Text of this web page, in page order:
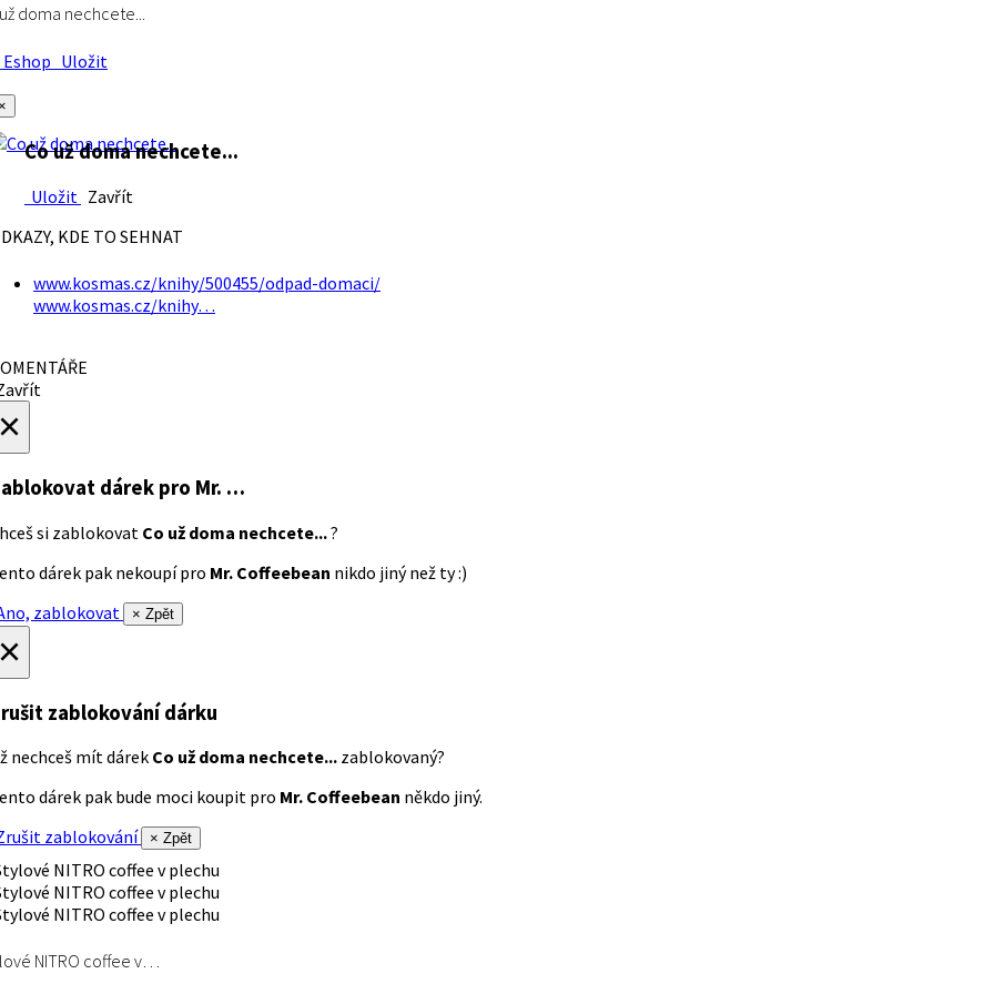
doma nechcete...
Uložit
Co už doma nechcete...
Uložit Zavřít
KDE TO SEHNAT
www.kosmas.cz/knihy/500455/odpad-domaci/
www.kosmas.cz/knihy…
dárek pro Mr. …
si zablokovat Co už doma nechcete...?
dárek pak nekoupí pro Mr. Coffeebean nikdo jiný než ty :)
zablokovat
× Zpět
zablokování dárku
nechceš mít dárek Co už doma nechcete... zablokovaný?
dárek pak bude moci koupit pro Mr. Coffeebean někdo jiný.
zablokování
× Zpět
NITRO coffee v…